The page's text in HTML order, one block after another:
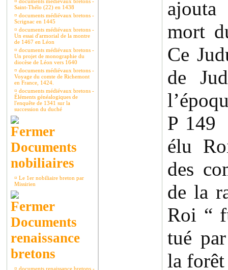
Saint-Thélo (22) en 1438
¤ documents médiévaux bretons -
Scrignac en 1445
¤ documents médiévaux bretons -
Un essai d'armorial de la montre
de 1467 en Léon
¤ documents médiévaux bretons -
Un projet de monographie du
diocèse de Léon vers 1640
¤ documents médiévaux bretons -
Voyage du comte de Richemont
en France, 1424.
¤ documents médiévaux bretons -
Éléments généalogiques de
l'enquête de 1341 sur la
succession du duché
Documents
nobiliaires
¤ Le 1er nobiliaire breton par
Missirien
Documents
renaissance
bretons
¤ documents renaissance bretons -
mort
Ce
de
P
élu
des
de la
Roi “
tué
la forêt